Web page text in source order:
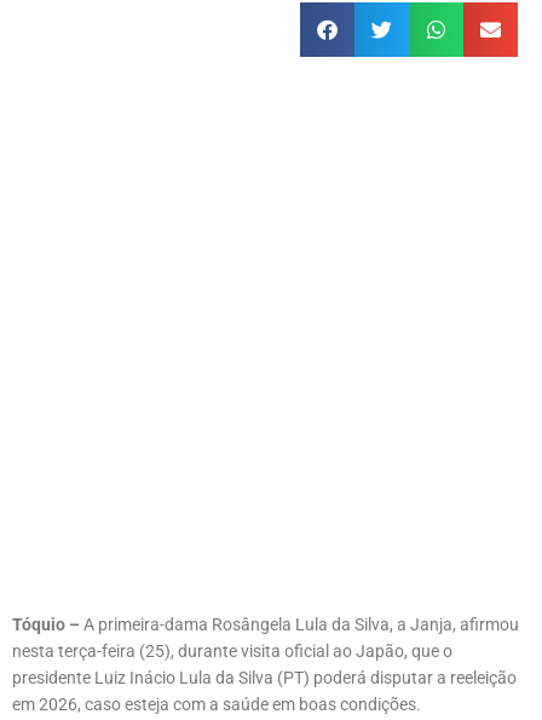
Tóquio – A primeira-dama Rosângela Lula da Silva, a Janja, afirmou
nesta terça-feira (25), durante visita oficial ao Japão, que o
presidente Luiz Inácio Lula da Silva (PT) poderá disputar a reeleição
em 2026, caso esteja com a saúde em boas condições.